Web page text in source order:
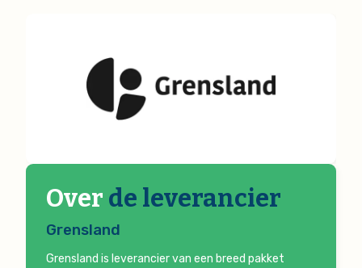
Over de leverancier
Grensland
Grensland is leverancier van een breed pakket